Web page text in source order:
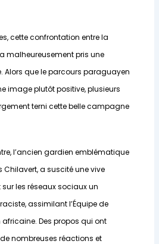
cette confrontation entre la
malheureusement pris une
Alors que le parcours paraguayen
image plutôt positive, plusieurs
terni cette belle campagne
l’ancien gardien emblématique
Chilavert, a suscité une vive
les réseaux sociaux un
assimilant l’Équipe de
Des propos qui ont
nombreuses réactions et